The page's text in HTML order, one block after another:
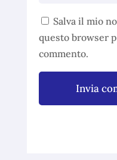
Salva il mio
questo browser
commento.
Invia